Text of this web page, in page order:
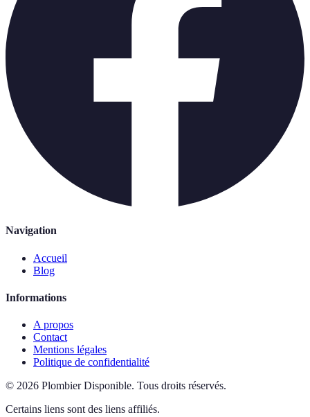
Navigation
Accueil
Blog
Informations
A propos
Contact
Mentions légales
Politique de confidentialité
© 2026 Plombier Disponible. Tous droits réservés.
Certains liens sont des liens affiliés.